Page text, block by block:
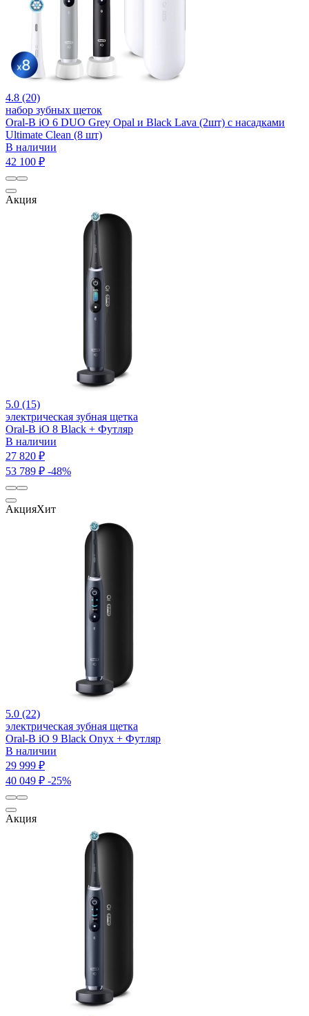
4.8 (20)
набор зубных щеток
Oral-B iO 6 DUO Grey Opal и Black Lava (2шт) с насадками
Ultimate Clean (8 шт)
В наличии
42 100 ₽
Акция
5.0 (15)
электрическая зубная щетка
Oral-B iO 8 Black + Футляр
В наличии
27 820 ₽
53 789 ₽ -48%
АкцияХит
5.0 (22)
электрическая зубная щетка
Oral-B iO 9 Black Onyx + Футляр
В наличии
29 999 ₽
40 049 ₽ -25%
Акция